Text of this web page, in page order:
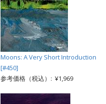
Moons: A Very Short Introduction
[#450]
参考価格（税込）: ¥1,969